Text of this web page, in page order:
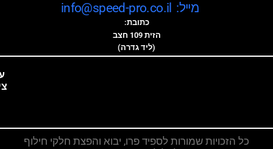
מייל: info@speed-pro.co.il
כתובת:
הזית 109 חצב
(ליד גדרה)
כל הזכויות שמורות לספיד פרו, יבוא והפצת חלקי חילוף